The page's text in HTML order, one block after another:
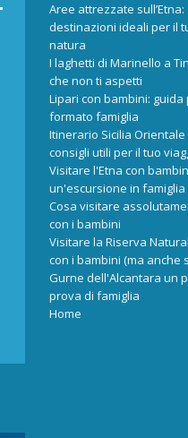
Aree attrezzate sull’Etna:
destinazioni ideali per il
natura
I laghetti di Marinello a
che non ti aspetti
Lipari con bambini: guida
formato famiglia
Itinerario Sicilia
consigli utili per il tuo
Visitare l'Etna con
un'escursione in famiglia
Cosa visitare
con i bambini
Visitare la Riserva
con i bambini (ma anche
Gurne dell'Alcantara un
prova di famiglia
Home